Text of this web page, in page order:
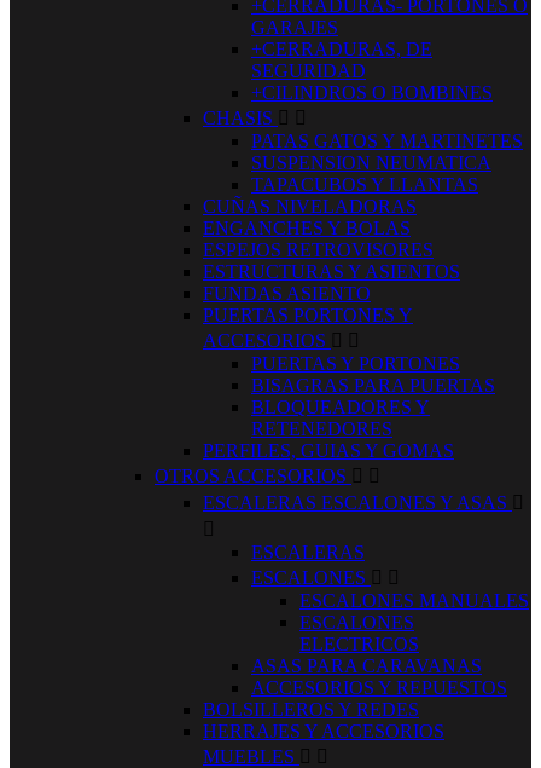
+CERRADURAS- PORTONES O
GARAJES
+CERRADURAS, DE
SEGURIDAD
+CILINDROS O BOMBINES
CHASIS  
PATAS GATOS Y MARTINETES
SUSPENSION NEUMATICA
TAPACUBOS Y LLANTAS
CUÑAS NIVELADORAS
ENGANCHES Y BOLAS
ESPEJOS RETROVISORES
ESTRUCTURAS Y ASIENTOS
FUNDAS ASIENTO
PUERTAS PORTONES Y
ACCESORIOS  
PUERTAS Y PORTONES
BISAGRAS PARA PUERTAS
BLOQUEADORES Y
RETENEDORES
PERFILES, GUIAS Y GOMAS
OTROS ACCESORIOS  
ESCALERAS ESCALONES Y ASAS 

ESCALERAS
ESCALONES  
ESCALONES MANUALES
ESCALONES
ELECTRICOS
ASAS PARA CARAVANAS
ACCESORIOS Y REPUESTOS
BOLSILLEROS Y REDES
HERRAJES Y ACCESORIOS
MUEBLES  